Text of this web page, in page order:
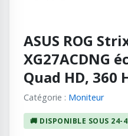
ASUS ROG
XG27ACDNG
Quad HD, 360
Catégorie : Moniteur
🚚 DISPONIBLE SOUS 24-